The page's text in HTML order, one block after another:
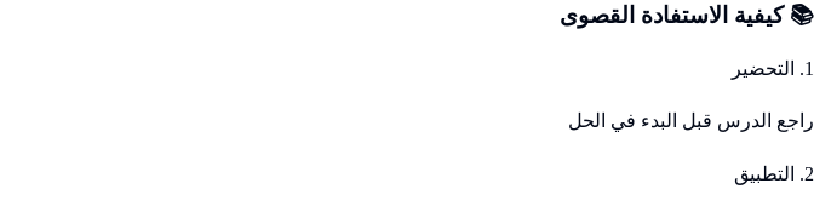
📚 كيفية الاستفادة القصوى
1. التحضير
راجع الدرس قبل البدء في الحل
2. التطبيق